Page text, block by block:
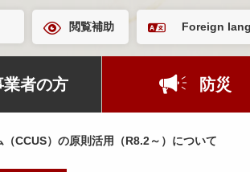
閲覧補助 Foreign
業者の方 防災
CCUS）の原則活用（R8.2～）について